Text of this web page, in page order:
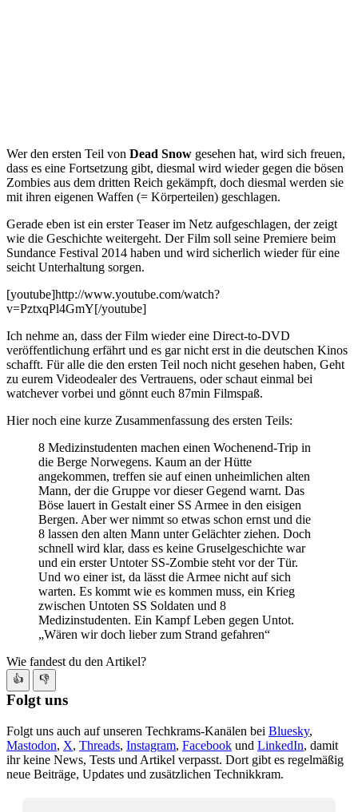
Wer den ersten Teil von Dead Snow gesehen hat, wird sich freuen,
dass es eine Fortsetzung gibt, diesmal wird wieder gegen die bösen
Zombies aus dem dritten Reich gekämpft, doch diesmal werden sie
mit ihren eigenen Waffen (= Körperteilen) geschlagen.
Gerade eben ist ein erster Teaser im Netz aufgeschlagen, der zeigt
wie die Geschichte weitergeht. Der Film soll seine Premiere beim
Sundance Festival 2014 haben und wird sicherlich wieder für eine
seicht Unterhaltung sorgen.
[youtube]http://www.youtube.com/watch?
v=PztxqPl4GmY[/youtube]
Ich nehme an, dass der Film wieder eine Direct-to-DVD
veröffentlichung erfährt und es gar nicht erst in die deutschen Kinos
schafft. Für alle die den ersten Teil noch nicht gesehen haben, Geht
zu eurem Videodealer des Vertrauens, oder schaut einmal bei
watchever vorbei und gönnt euch 87min Filmspaß.
Hier noch eine kurze Zusammenfassung des ersten Teils:
8 Medizinstudenten machen einen Wochenend-Trip in
die Berge Norwegens. Kaum an der Hütte
angekommen, treffen sie auf einen unheimlichen alten
Mann, der die Gruppe vor dieser Gegend warnt. Das
Böse lauert in Gestalt einer SS Armee in den eisigen
Bergen. Aber wer nimmt so etwas schon ernst und die
8 lassen den alten Mann unter Gelächter ziehen. Doch
schnell wird klar, dass es keine Gruselgeschichte war
und ein erster Untoter SS-Zombie steht vor der Tür.
Und wo einer ist, da lässt die Armee nicht auf sich
warten. Es kommt wie es kommen muss, ein Krieg
zwischen Untoten SS Soldaten und 8
Medizinstudenten. Ein Kampf Leben gegen Untot.
„Wären wir doch lieber zum Strand gefahren“
Wie fandest du den Artikel?
👍 👎
Folgt uns
Folgt uns auch auf unseren Techkrams-Kanälen bei Bluesky,
Mastodon, X, Threads, Instagram, Facebook und LinkedIn, damit
ihr keine News, Tests und Artikel verpasst. Dort gibt es regelmäßig
neue Beiträge, Updates und zusätzlichen Technikkram.